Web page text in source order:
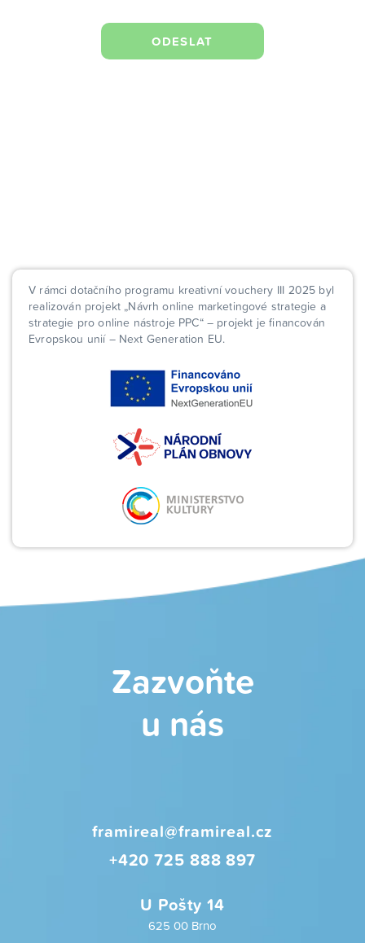
V rámci dotačního programu kreativní vouchery III 2025 byl
realizován projekt „Návrh online marketingové strategie a
strategie pro online nástroje PPC“ – projekt je financován
Evropskou unií – Next Generation EU.
Zazvoňte
u nás
framireal@framireal.cz
+420 725 888 897
U Pošty 14
625 00 Brno